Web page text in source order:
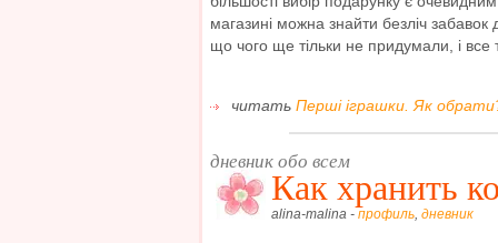
магазині можна знайти безліч забавок
що чого ще тільки не придумали, і все
читать Перші іграшки. Як
дневник обо всем
Как хранить
alina-malina - профиль, дневник